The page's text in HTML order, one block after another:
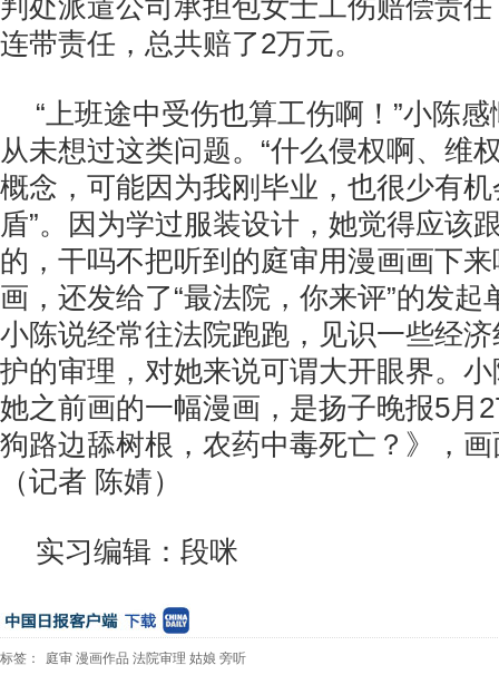
判处派遣公司承担包女士工伤赔偿责
连带责任，总共赔了2万元。
“上班途中受伤也算工伤啊！”小陈
从未想过这类问题。“什么侵权啊、维
概念，可能因为我刚毕业，也很少有
盾”。因为学过服装设计，她觉得应该
的，干吗不把听到的庭审用漫画画下
画，还发给了“最法院，你来评”的发起
小陈说经常往法院跑跑，见识一些经
护的审理，对她来说可谓大开眼界。
她之前画的一幅漫画，是扬子晚报5月
狗路边舔树根，农药中毒死亡？》，
（记者 陈婧）
实习编辑：段咪
标签： 庭审 漫画作品 法院审理 姑娘 旁听